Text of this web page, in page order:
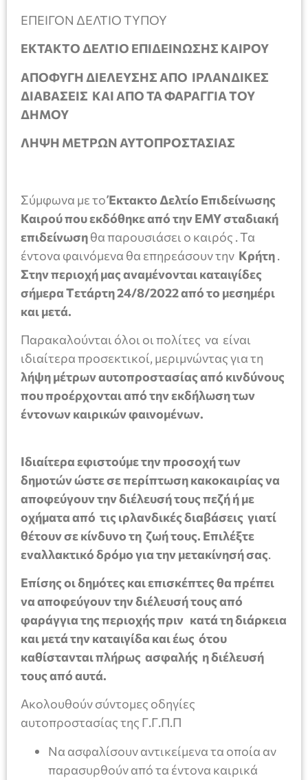
ΕΠΕΙΓΟΝ ΔΕΛΤΙΟ ΤΥΠΟΥ
ΕΚΤΑΚΤΟ ΔΕΛΤΙΟ ΕΠΙΔΕΙΝΩΣΗΣ ΚΑΙΡΟΥ
ΑΠΟΦΥΓΗ ΔΙΕΛΕΥΣΗΣ ΑΠΟ ΙΡΛΑΝΔΙΚΕΣ
ΔΙΑΒΑΣΕΙΣ ΚΑΙ ΑΠΟ ΤΑ ΦΑΡΑΓΓΙΑ ΤΟΥ
ΔΗΜΟΥ
ΛΗΨΗ ΜΕΤΡΩΝ ΑΥΤΟΠΡΟΣΤΑΣΙΑΣ
Σύμφωνα με τοΈκτακτο Δελτίο Επιδείνωσης
Καιρού που εκδόθηκε από την ΕΜΥσταδιακή
επιδείνωσηθα παρουσιάσει ο καιρός . Τα
έντονα φαινόμενα θα επηρεάσουν την Κρήτη.
Στην περιοχή μας αναμένονται καταιγίδες
σήμεραTετάρτη 24/8/2022 από το μεσημέρι
και μετά.
Παρακαλούνται όλοι οι πολίτες να είναι
ιδιαίτερα προσεκτικοί, μεριμνώντας για τη
λήψη μέτρων αυτοπροστασίας από κινδύνους
που προέρχονται από την εκδήλωση των
έντονων καιρικών φαινομένων.
Ιδιαίτερα εφιστούμε την προσοχή των
δημοτών ώστε σε περίπτωση κακοκαιρίας να
αποφεύγουν την διέλευσή τους πεζή ή με
οχήματα από τις ιρλανδικές διαβάσεις γιατί
θέτουν σε κίνδυνο τη ζωή τους. Επιλέξτε
εναλλακτικό δρόμο για την μετακίνησή σας.
Επίσης οι δημότες και επισκέπτες θα πρέπει
να αποφεύγουν την διέλευσή τους από
φαράγγια της περιοχής πριν κατά τη διάρκεια
και μετά την καταιγίδα και έως ότου
καθίστανται πλήρως ασφαλής η διέλευσή
τους από αυτά.
Ακολουθούν σύντομες οδηγίες
αυτοπροστασίας της Γ.Γ.Π.Π
Να ασφαλίσουν αντικείμενα τα οποία αν
παρασυρθούν από τα έντονα καιρικά